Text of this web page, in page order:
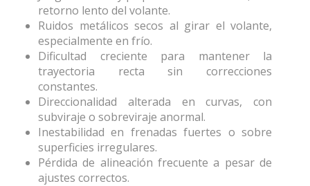
retorno lento del volante.
Ruidos metálicos secos al girar el volante,
especialmente en frío.
Dificultad creciente para mantener la
trayectoria recta sin correcciones
constantes.
Direccionalidad alterada en curvas, con
subviraje o sobreviraje anormal.
Inestabilidad en frenadas fuertes o sobre
superficies irregulares.
Pérdida de alineación frecuente a pesar de
ajustes correctos.